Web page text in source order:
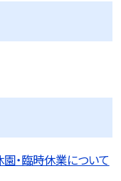
・臨時休業について